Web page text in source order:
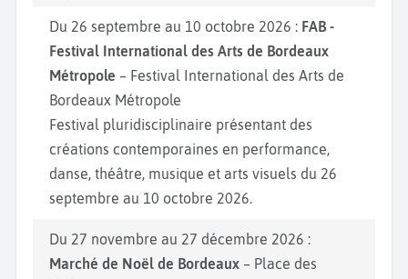
Du 26 septembre au 10 octobre 2026 : FAB -
Festival International des Arts de Bordeaux
Métropole – Festival International des Arts de
Bordeaux Métropole
Festival pluridisciplinaire présentant des
créations contemporaines en performance,
danse, théâtre, musique et arts visuels du 26
septembre au 10 octobre 2026.
Du 27 novembre au 27 décembre 2026 :
Marché de Noël de Bordeaux – Place des